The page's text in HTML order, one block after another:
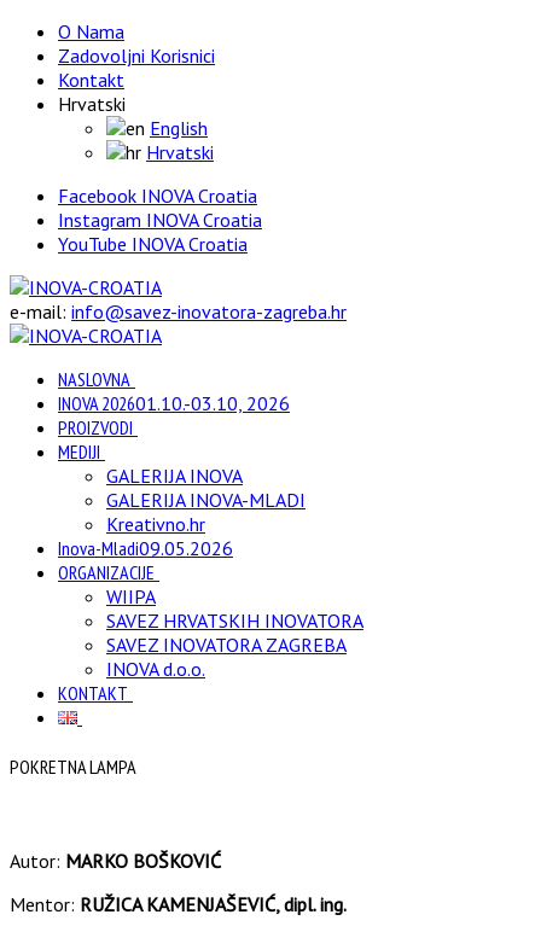
O Nama
Zadovoljni Korisnici
Kontakt
Hrvatski
English
Hrvatski
Facebook INOVA Croatia
Instagram INOVA Croatia
YouTube INOVA Croatia
e-mail: info@savez-inovatora-zagreba.hr
NASLOVNA
INOVA 202601.10.-03.10, 2026
PROIZVODI
MEDIJI
GALERIJA INOVA
GALERIJA INOVA-MLADI
Kreativno.hr
Inova-Mladi09.05.2026
ORGANIZACIJE
WIIPA
SAVEZ HRVATSKIH INOVATORA
SAVEZ INOVATORA ZAGREBA
INOVA d.o.o.
KONTAKT
POKRETNA LAMPA
Autor: MARKO BOŠKOVIĆ
Mentor: RUŽICA KAMENJAŠEVIĆ, dipl. ing.